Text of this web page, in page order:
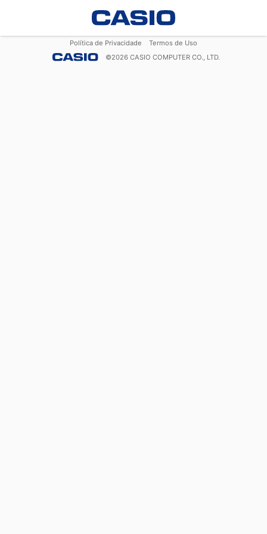
Política de Privacidade
Termos de Uso
©2026 CASIO COMPUTER CO., LTD.